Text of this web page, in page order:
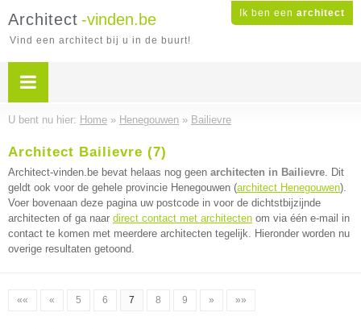
Ik ben een architect
Architect -vinden.be
Vind een architect bij u in de buurt!
U bent nu hier: Home » Henegouwen » Bailievre
Architect Bailievre (7)
Architect-vinden.be bevat helaas nog geen architecten in Bailievre. Dit
geldt ook voor de gehele provincie Henegouwen (architect Henegouwen).
Voer bovenaan deze pagina uw postcode in voor de dichtstbijzijnde
architecten of ga naar direct contact met architecten om via één e-mail in
contact te komen met meerdere architecten tegelijk. Hieronder worden nu
overige resultaten getoond.
«« « 5 6 7 8 9 » »»